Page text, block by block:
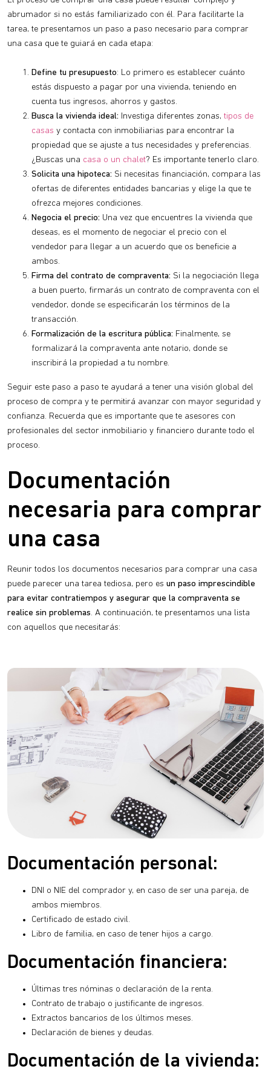
abrumador si no estás familiarizado con él. Para facilitarte la
tarea, te presentamos un paso a paso necesario para comprar
una casa que te guiará en cada etapa:
Define tu presupuesto: Lo primero es establecer cuánto
estás dispuesto a pagar por una vivienda, teniendo en
cuenta tus ingresos, ahorros y gastos.
Busca la vivienda ideal: Investiga diferentes zonas, tipos de
casas y contacta con inmobiliarias para encontrar la
propiedad que se ajuste a tus necesidades y preferencias.
¿Buscas una casa o un chalet? Es importante tenerlo claro.
Solicita una hipoteca: Si necesitas financiación, compara las
ofertas de diferentes entidades bancarias y elige la que te
ofrezca mejores condiciones.
Negocia el precio: Una vez que encuentres la vivienda que
deseas, es el momento de negociar el precio con el
vendedor para llegar a un acuerdo que os beneficie a
ambos.
Firma del contrato de compraventa: Si la negociación llega
a buen puerto, firmarás un contrato de compraventa con el
vendedor, donde se especificarán los términos de la
transacción.
Formalización de la escritura pública: Finalmente, se
formalizará la compraventa ante notario, donde se
inscribirá la propiedad a tu nombre.
Seguir este paso a paso te ayudará a tener una visión global del
proceso de compra y te permitirá avanzar con mayor seguridad y
confianza. Recuerda que es importante que te asesores con
profesionales del sector inmobiliario y financiero durante todo el
proceso.
Documentación
necesaria para comprar
una casa
Reunir todos los documentos necesarios para comprar una casa
puede parecer una tarea tediosa, pero es un paso imprescindible
para evitar contratiempos y asegurar que la compraventa se
realice sin problemas. A continuación, te presentamos una lista
con aquellos que necesitarás:
Documentación personal:
DNI o NIE del comprador y, en caso de ser una pareja, de
ambos miembros.
Certificado de estado civil.
Libro de familia, en caso de tener hijos a cargo.
Documentación financiera:
Últimas tres nóminas o declaración de la renta.
Contrato de trabajo o justificante de ingresos.
Extractos bancarios de los últimos meses.
Declaración de bienes y deudas.
Documentación de la vivienda: